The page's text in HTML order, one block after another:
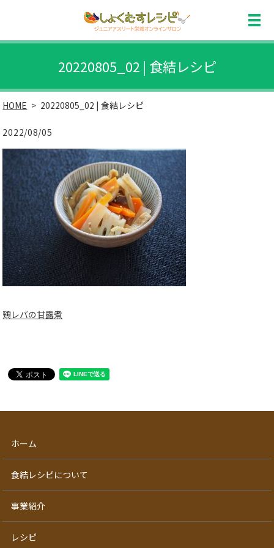
20220805_02 | 食結レシピ
HOME 20220805_02 | 食結レシピ
2022/08/05
鶏レバの甘露煮
ホーム
食結レシピについて
事業紹介
レシピ